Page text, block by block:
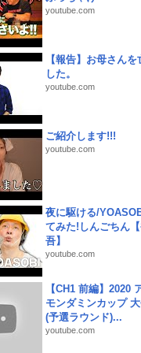
youtube.com
【報告】お母さんを
した。
youtube.com
ご紹介します!!!
youtube.com
夜に駆ける/
てみた!しんごちん
吾】
youtube.com
【CH1 前編】2020
モンダミンカップ 大
(予選ラウンド)...
youtube.com